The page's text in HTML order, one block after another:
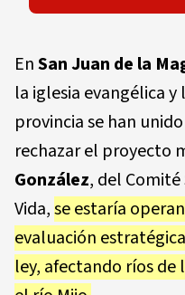
EnSan Juan de la
la iglesia evangélica y
provincia se han
rechazar el proyecto
González, del
Vida,se estaría
evaluación
ley, afectando ríos